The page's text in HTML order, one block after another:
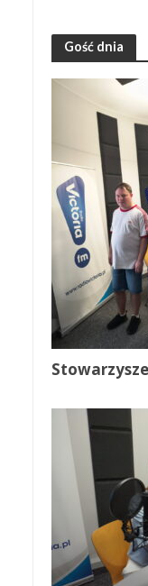
Gość dnia